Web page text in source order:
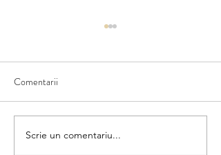
Matematica din umbră
Comentarii
Scrie un comentariu...